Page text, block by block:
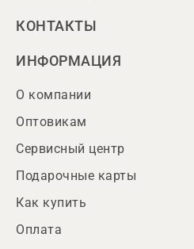
КОНТАКТЫ
ИНФОРМАЦИЯ
О компании
Оптовикам
Сервисный центр
Подарочные карты
Как купить
Оплата